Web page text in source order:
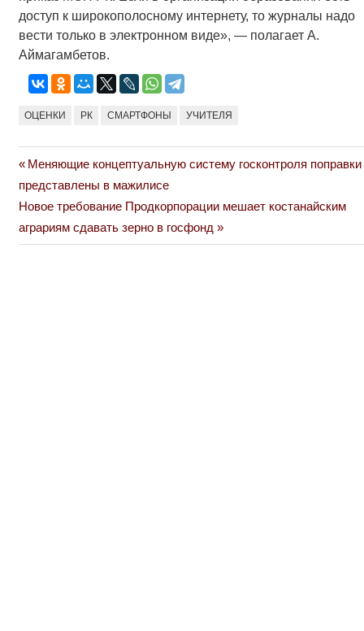
доступ к широкополосному интернету, то журналы надо
вести только в электронном виде», — полагает А.
Аймагамбетов.
ОЦЕНКИ РК СМАРТФОНЫ УЧИТЕЛЯ
Навигация
по
записям
Previous
Post:
Меняющие концептуальную систему госконтроля поправки
представлены в мажилисе
Next
Post:
Новое требование Продкорпорации мешает костанайским
аграриям сдавать зерно в госфонд